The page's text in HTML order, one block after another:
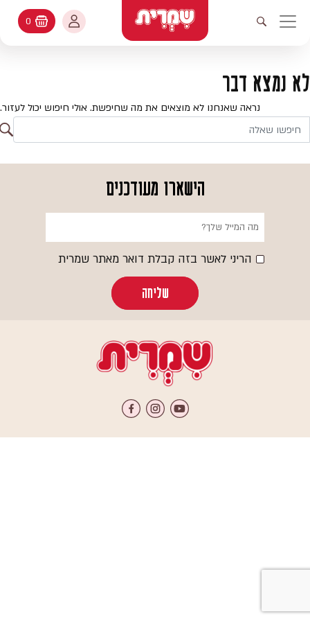
ניווט ראשי
פתיחת חיפוש
עולמות האפיה
מתכונים
קטלוג המוצרים
שאלות ותשובות
החשבון שלי
החשבון שלי
היסטורית הזמנות
עדכן סיסמה
עגלת קניות
0
לא נמצא דבר
נראה שאנחנו לא מוצאים את מה שחיפשת. אולי חיפוש יכול לעזור.
הישארו מעודכנים
הריני לאשר בזה קבלת דואר מאתר שמרית
שליחה